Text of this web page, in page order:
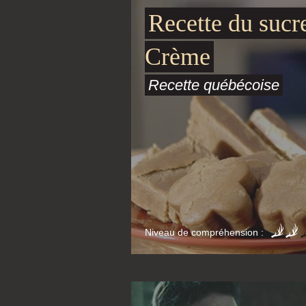
Recette du
Crème
Recette québécoise
Niveau de compréhension :